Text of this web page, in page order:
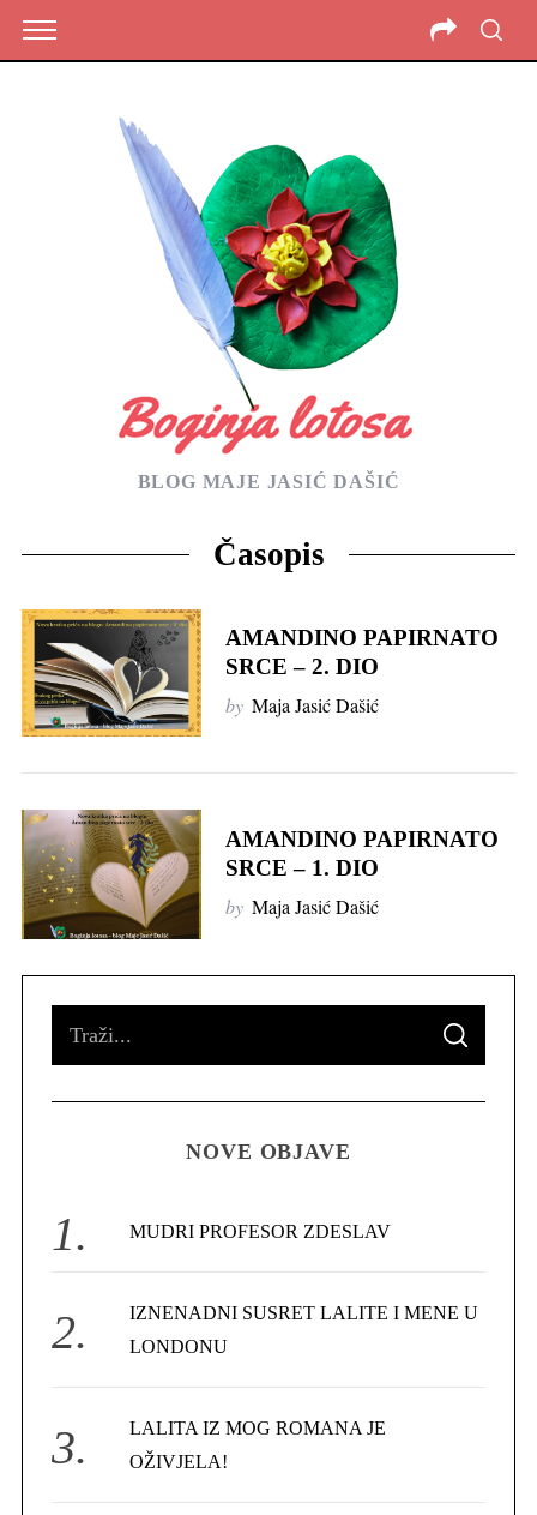
BLOG MAJE JASIĆ DAŠIĆ
Časopis
AMANDINO PAPIRNATO
SRCE ‒ 2. DIO
by Maja Jasić Dašić
AMANDINO PAPIRNATO
SRCE ‒ 1. DIO
by Maja Jasić Dašić
o
S
A
C
NOVE OBJAVE
MUDRI PROFESOR ZDESLAV
IZNENADNI SUSRET LALITE I MENE U
LONDONU
LALITA IZ MOG ROMANA JE
OŽIVJELA!